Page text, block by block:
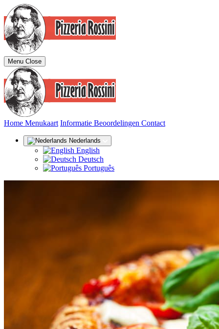
Menu Close
Home (huidige)
Menukaart Informatie Beoordelingen Contact
Nederlands
English
Deutsch
Português